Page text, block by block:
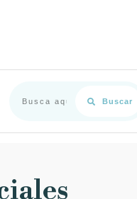
Buscar